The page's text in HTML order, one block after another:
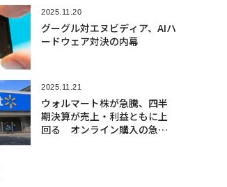
2025.11.20
グーグル対エヌビディア、AIハ
ードウェア対決の内幕
2025.11.21
ウォルマート株が急騰、四半
期決算が売上・利益ともに上
回る オンライン購入の急増